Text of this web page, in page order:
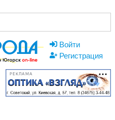
Войти
Регистрация
РЕКЛАМА